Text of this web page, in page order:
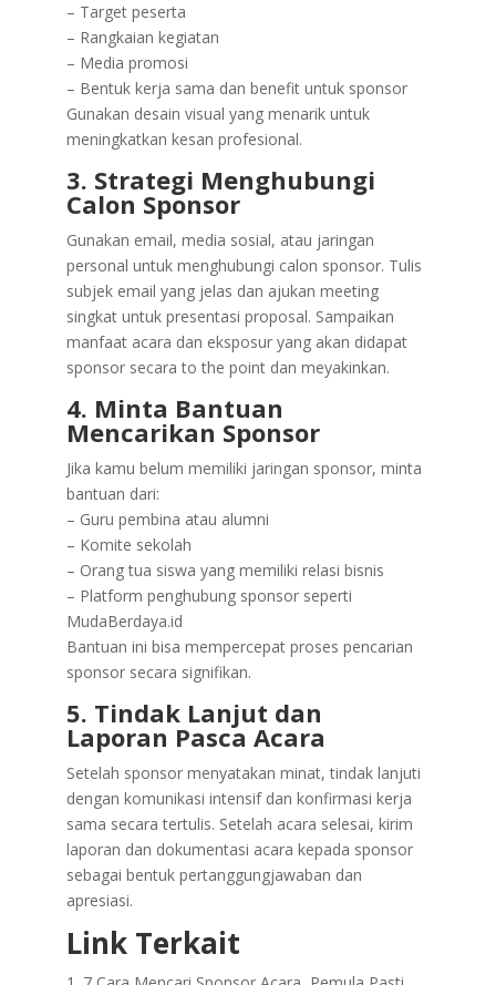
– Target peserta
– Rangkaian kegiatan
– Media promosi
– Bentuk kerja sama dan benefit untuk sponsor
Gunakan desain visual yang menarik untuk
meningkatkan kesan profesional.
3. Strategi Menghubungi
Calon Sponsor
Gunakan email, media sosial, atau jaringan
personal untuk menghubungi calon sponsor. Tulis
subjek email yang jelas dan ajukan meeting
singkat untuk presentasi proposal. Sampaikan
manfaat acara dan eksposur yang akan didapat
sponsor secara to the point dan meyakinkan.
4. Minta Bantuan
Mencarikan Sponsor
Jika kamu belum memiliki jaringan sponsor, minta
bantuan dari:
– Guru pembina atau alumni
– Komite sekolah
– Orang tua siswa yang memiliki relasi bisnis
– Platform penghubung sponsor seperti
MudaBerdaya.id
Bantuan ini bisa mempercepat proses pencarian
sponsor secara signifikan.
5. Tindak Lanjut dan
Laporan Pasca Acara
Setelah sponsor menyatakan minat, tindak lanjuti
dengan komunikasi intensif dan konfirmasi kerja
sama secara tertulis. Setelah acara selesai, kirim
laporan dan dokumentasi acara kepada sponsor
sebagai bentuk pertanggungjawaban dan
apresiasi.
Link Terkait